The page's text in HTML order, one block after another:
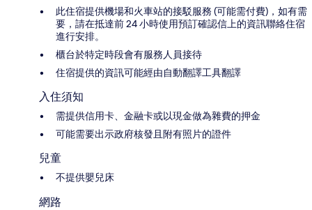
此住宿提供機場和火車站的接駁服務 (可能需付費)，如有需
要，請在抵達前 24 小時使用預訂確認信上的資訊聯絡住宿
進行安排。
櫃台於特定時段會有服務人員接待
住宿提供的資訊可能經由自動翻譯工具翻譯
入住須知
需提供信用卡、金融卡或以現金做為雜費的押金
可能需要出示政府核發且附有照片的證件
兒童
不提供嬰兒床
網路